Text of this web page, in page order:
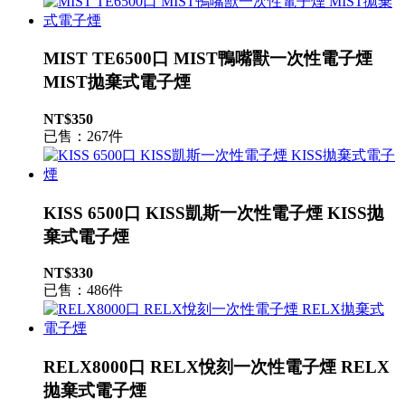
MIST TE6500口 MIST鴨嘴獸一次性電子煙
MIST拋棄式電子煙
NT$350
已售：267件
KISS 6500口 KISS凱斯一次性電子煙 KISS拋
棄式電子煙
NT$330
已售：486件
RELX8000口 RELX悅刻一次性電子煙 RELX
拋棄式電子煙